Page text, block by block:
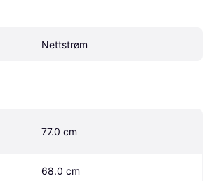
Nettstrøm
77.0 cm
68.0 cm